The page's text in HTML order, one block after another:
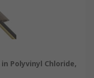
in Polyvinyl Chloride,